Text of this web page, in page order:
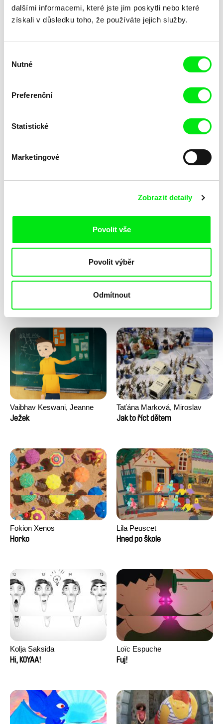
dalšími informacemi, které jste jim poskytli nebo které
získali v důsledku toho, že používáte jejich služby.
souhlasu
Nutné
Preferenční
Statistické
Marketingové
Zobrazit detaily
Povolit vše
Povolit výběr
Odmítnout
Junior Chats: Rozhovor s
Junior Chats: Filmařský
workshop na Ji.hlava dětem
Junior Chats s Harunou
Vaibhav Keswani, Jeanne
Laureau, Colombine Majou,
Ježek
Taťána Marková, Miroslav
Trejtnar
Jak to říct dětem
Fokion Xenos
Horko
Lila Peuscet
Hned po škole
Kolja Saksida
Hi, KOYAA!
Loïc Espuche
Fuj!